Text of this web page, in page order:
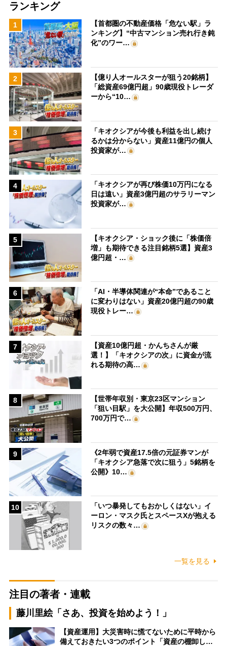
ランキング
1
【首都圏の不動産価格「危ない駅」ラ
ンキング】“中古マンション売れ行き鈍
化”のワー…
2
【億り人オールスターが狙う20銘柄】
「総資産69億円超」90歳現役トレーダ
ーから“10…
3
「キオクシアが今後も利益を出し続け
るかは分からない」資産11億円の個人
投資家が…
4
「キオクシアが再び株価10万円になる
日は遠い」資産3億円超のサラリーマン
投資家が…
5
【キオクシア・ショック後に「株価倍
増」も期待できる注目銘柄5選】資産3
億円超・…
6
「AI・半導体関連が“本命”であること
に変わりはない」資産20億円超の90歳
現役トレー…
7
【資産10億円超・かんちさんが厳
選！】「キオクシアの次」に資金が流
れる期待の高…
8
【世帯年収別・東京23区マンション
「狙い目駅」を大公開】年収500万円、
700万円で…
9
《2年弱で資産17.5倍の元証券マンが
「キオクシア急落で次に狙う」5銘柄を
公開》10…
10
「いつ暴発してもおかしくはない」イ
ーロン・マスク氏とスペースXが抱える
リスクの数々…
一覧を見る
注目の著者・連載
藤川里絵「さあ、投資を始めよう！」
【資産運用】大災害時に慌てないために平時から
備えておきたい3つのポイント「資産の棚卸し…